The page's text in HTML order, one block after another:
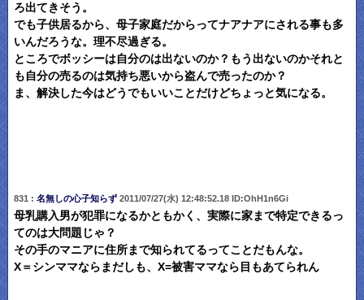
ろ出てきそう。
でも子供居るから、母子家庭だからってナアナアにされる事も多
いんだろうな。理不尽過ぎる。
ところでボッシーは自分のは出ないのか？もう出ないのかそれと
も自分の売るのは気持ち悪いから盗んで売ったのか？
ま、解決した今はどうでもいいことだけどちょっと気になる。
831 : 名無しの心子知らず2011/07/27(水) 12:48:52.18 ID:OhH1n6Gi
母乳購入男が犯罪になるかともかく、実際に家まで特定できるっ
てのは大問題じゃ？
その手のマニアに住所まで知られてるってことだもんな。
X＝シンママならまだしも、X=被害ママなら目もあてられん